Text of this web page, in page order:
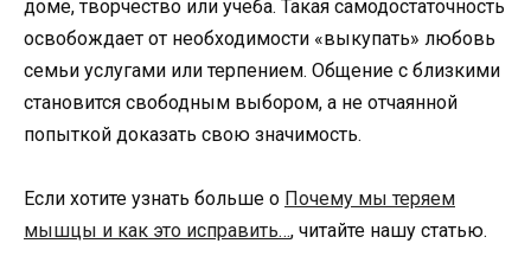
доме, творчество или учеба. Такая самодостаточность
освобождает от необходимости «выкупать» любовь
семьи услугами или терпением. Общение с близкими
становится свободным выбором, а не отчаянной
попыткой доказать свою значимость.
Если хотите узнать больше о Почему мы теряем
мышцы и как это исправить…, читайте нашу статью.